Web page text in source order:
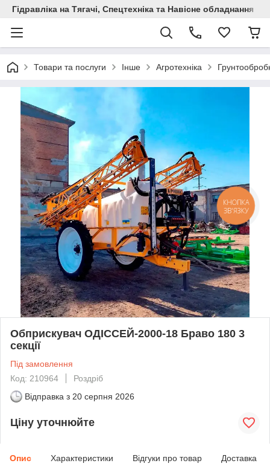
Гідравліка на Тягачі, Спецтехніка та Навісне обладнання
Товари та послуги Інше Агротехніка
Обприскувач ОДІССЕЙ-2000-18 Браво 180 3
секції
Під замовлення
Код: 210964
Роздріб
Відправка з 20 серпня 2026
Ціну уточнюйте
Опис Характеристики Відгуки про товар Доставка
КНОПКА
ЗВ'ЯЗКУ